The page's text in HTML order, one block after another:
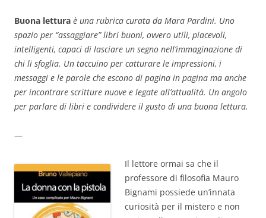
Buona lettura è una rubrica curata da Mara Pardini. Uno
spazio per “assaggiare” libri buoni, ovvero utili, piacevoli,
intelligenti, capaci di lasciare un segno nell’immaginazione di
chi li sfoglia. Un taccuino per catturare le impressioni, i
messaggi e le parole che escono di pagina in pagina ma anche
per incontrare scritture nuove e legate all’attualità. Un angolo
per parlare di libri e condividere il gusto di una buona lettura.
—
Il lettore ormai sa che il
professore di filosofia Mauro
Bignami possiede un’innata
curiosità per il mistero e non